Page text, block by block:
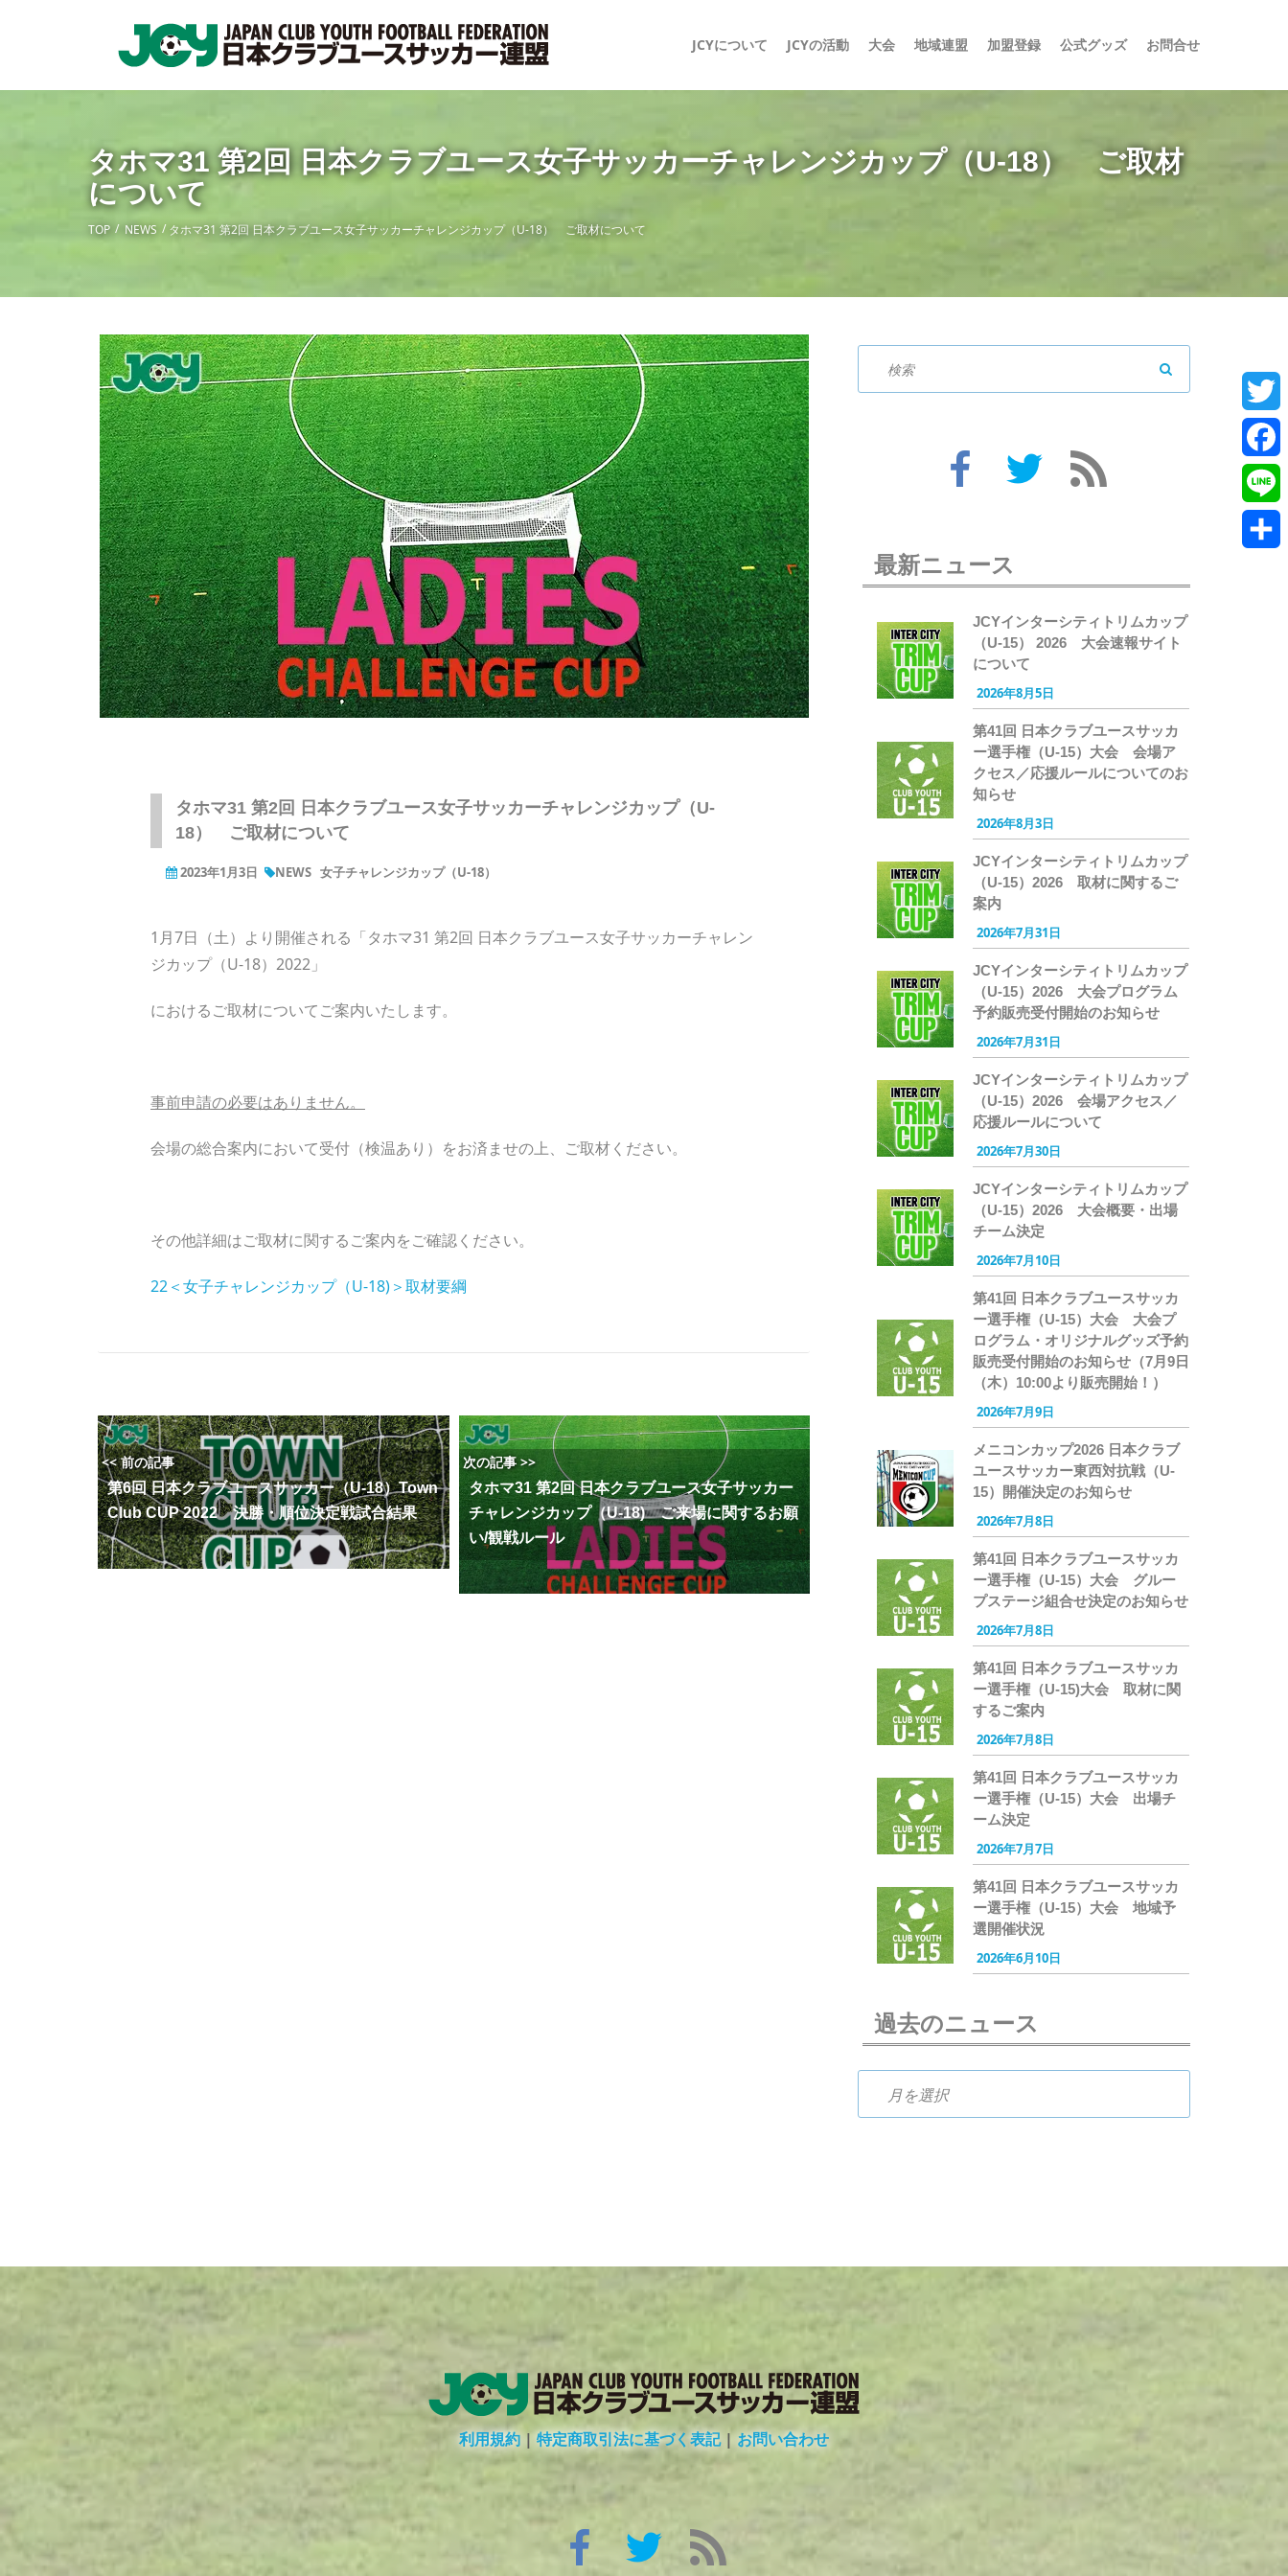
JCYについて JCYの活動 大会 地域連盟 加盟登録 公式グッズ お問合せ
タホマ31 第2回 日本クラブユース女子サッカーチャレンジカップ（U-18） ご取材
について
TOP NEWS タホマ31 第2回 日本クラブユース女子サッカーチャレンジカップ（U-18） ご取材について
タホマ31 第2回 日本クラブユース女子サッカーチャレンジカップ（U-
18） ご取材について
2023年1月3日 NEWS 女子チャレンジカップ（U-18）
1月7日（土）より開催される「タホマ31 第2回 日本クラブユース女子サッカーチャレン
ジカップ（U-18）2022」
におけるご取材についてご案内いたします。
事前申請の必要はありません。
会場の総合案内において受付（検温あり）をお済ませの上、ご取材ください。
その他詳細はご取材に関するご案内をご確認ください。
22＜女子チャレンジカップ（U-18)＞取材要綱
<< 前の記事
第6回 日本クラブユースサッカー（U-18）Town
Club CUP 2022 決勝・順位決定戦試合結果
次の記事 >>
タホマ31 第2回 日本クラブユース女子サッカー
チャレンジカップ（U-18) ご来場に関するお願
い/観戦ルール
最新ニュース
JCYインターシティトリムカップ
（U-15） 2026 大会速報サイト
について
2026年8月5日
第41回 日本クラブユースサッカ
ー選手権（U-15）大会 会場ア
クセス／応援ルールについてのお
知らせ
2026年8月3日
JCYインターシティトリムカップ
（U-15）2026 取材に関するご
案内
2026年7月31日
JCYインターシティトリムカップ
（U-15）2026 大会プログラム
予約販売受付開始のお知らせ
2026年7月31日
JCYインターシティトリムカップ
（U-15）2026 会場アクセス／
応援ルールについて
2026年7月30日
JCYインターシティトリムカップ
（U-15）2026 大会概要・出場
チーム決定
2026年7月10日
第41回 日本クラブユースサッカ
ー選手権（U-15）大会 大会プ
ログラム・オリジナルグッズ予約
販売受付開始のお知らせ（7月9日
（木）10:00より販売開始！）
2026年7月9日
メニコンカップ2026 日本クラブ
ユースサッカー東西対抗戦（U-
15）開催決定のお知らせ
2026年7月8日
第41回 日本クラブユースサッカ
ー選手権（U-15）大会 グルー
プステージ組合せ決定のお知らせ
2026年7月8日
第41回 日本クラブユースサッカ
ー選手権（U-15)大会 取材に関
するご案内
2026年7月8日
第41回 日本クラブユースサッカ
ー選手権（U-15）大会 出場チ
ーム決定
2026年7月7日
第41回 日本クラブユースサッカ
ー選手権（U-15）大会 地域予
選開催状況
2026年6月10日
過去のニュース
利用規約 | 特定商取引法に基づく表記|お問い合わせ
Line